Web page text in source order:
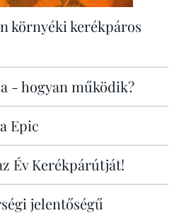
környéki kerékpáros
- hogyan működik?
Epic
Év Kerékpárútját!
jelentőségű